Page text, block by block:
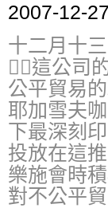
2007-12-
十二月十
，這公司
公平貿易
耶加雪夫
下最深刻
投放在這
樂施會時
對不公平